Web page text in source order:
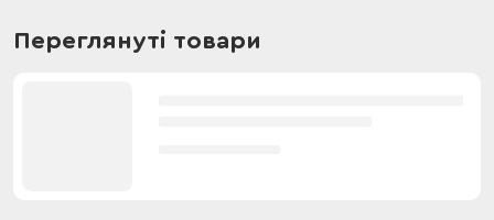
Переглянуті товари